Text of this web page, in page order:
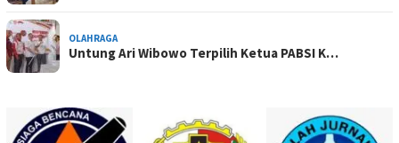
OLAHRAGA
Untung Ari Wibowo Terpilih Ketua PABSI K…